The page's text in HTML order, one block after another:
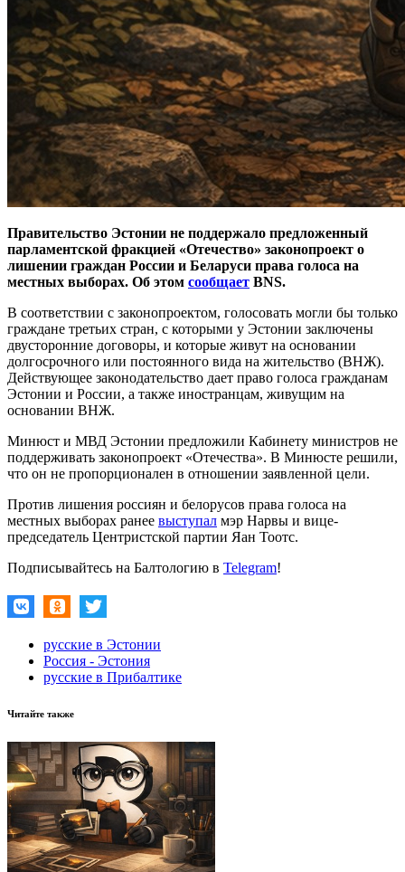
Правительство Эстонии не поддержало предложенный
парламентской фракцией «Отечество» законопроект о
лишении граждан России и Беларуси права голоса на
местных выборах. Об этом сообщает BNS.
В соответствии с законопроектом, голосовать могли бы только
граждане третьих стран, с которыми у Эстонии заключены
двусторонние договоры, и которые живут на основании
долгосрочного или постоянного вида на жительство (ВНЖ).
Действующее законодательство дает право голоса гражданам
Эстонии и России, а также иностранцам, живущим на
основании ВНЖ.
Минюст и МВД Эстонии предложили Кабинету министров не
поддерживать законопроект «Отечества». В Минюсте решили,
что он не пропорционален в отношении заявленной цели.
Против лишения россиян и белорусов права голоса на
местных выборах ранее выступал мэр Нарвы и вице-
председатель Центристской партии Яан Тоотс.
Подписывайтесь на Балтологию в Telegram!
русские в Эстонии
Россия - Эстония
русские в Прибалтике
Читайте также